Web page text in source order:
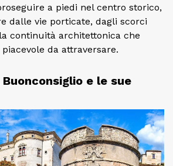
a piedi nel centro storico,
dalle vie porticate, dagli scorci
continuità architettonica che
da attraversare.
e le sue